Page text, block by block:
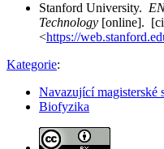
Stanford University.
Technology [online].
<https://
Kategorie:
Navazující magisterské
Biofyzika